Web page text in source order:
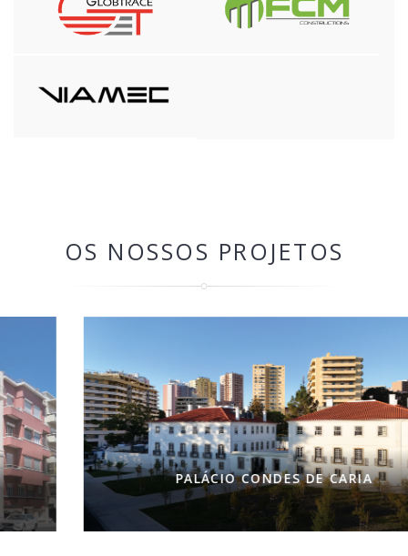
OS NOSSOS PROJETOS
PALÁCIO CONDES DE CARIA